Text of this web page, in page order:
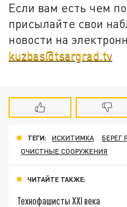
Если вам есть чем
присылайте свои
новости на
kuzbas@tsargrad.tv
ТЕГИ: ИСКИТИМКА БЕРЕГ
ОЧИСТНЫЕ СООРУЖЕНИЯ
ЧИТАЙТЕ ТАКЖЕ:
Технофашисты XXI века